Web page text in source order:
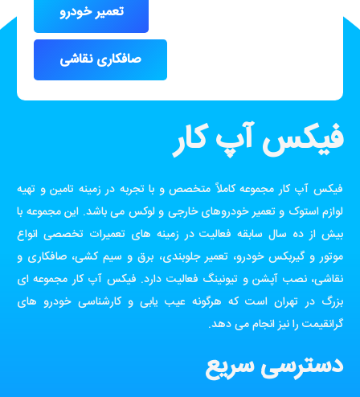
تعمیر خودرو
صافکاری نقاشی
فیکس آپ کار
فیکس آپ کار مجموعه کاملاً متخصص و با تجربه در زمینه تامین و تهیه
لوازم استوک و تعمیر خودروهای خارجی و لوکس می باشد. این مجموعه با
بیش از ده سال سابقه فعالیت در زمینه های تعمیرات تخصصی انواع
موتور و گیربکس خودرو، تعمیر جلوبندی، برق و سیم کشی، صافکاری و
نقاشی، نصب آپشن و تیونینگ فعالیت دارد. فیکس آپ کار مجموعه ای
بزرگ در تهران است که هرگونه عیب یابی و کارشناسی خودرو های
گرانقیمت را نیز انجام می دهد.
دسترسی سریع